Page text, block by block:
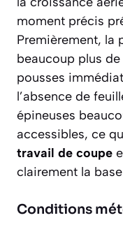
moment précis
Premièrement, la
beaucoup plus
pousses
l’absence de
épineuses
accessibles, ce
travail de coupe
clairement la
Conditions